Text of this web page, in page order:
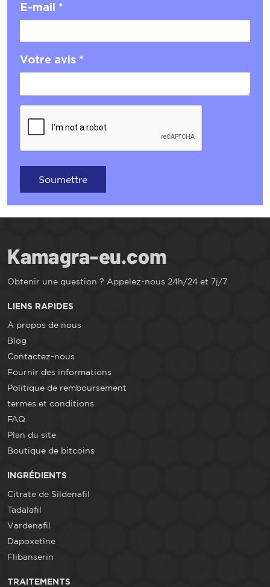
E-mail *
Votre avis *
Soumettre
Obtenir une question ? Appelez-nous 24h/24 et 7j/7
LIENS RAPIDES
À propos de nous
Blog
Contactez-nous
Fournir des informations
Politique de remboursement
termes et conditions
FAQ
Plan du site
Boutique de bitcoins
INGRÉDIENTS
Citrate de Sildenafil
Tadalafil
Vardenafil
Dapoxetine
Flibanserin
TRAITEMENTS